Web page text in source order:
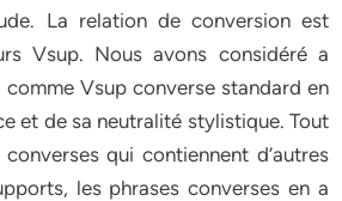
La relation de conversion est
Vsup. Nous avons considéré a
Vsup converse standard en
et de sa neutralité stylistique. Tout
qui contiennent d’autres
les phrases converses en a